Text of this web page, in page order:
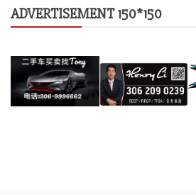
ADVERTISEMENT 150*150